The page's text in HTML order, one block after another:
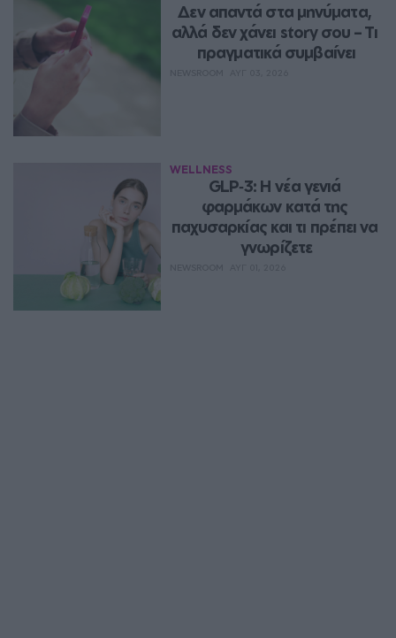
Δεν απαντά στα μηνύματα,
αλλά δεν χάνει story σου – Τι
πραγματικά συμβαίνει
WELLNESS
GLP‑3: Η νέα γενιά
φαρμάκων κατά της
παχυσαρκίας και τι πρέπει να
γνωρίζετε